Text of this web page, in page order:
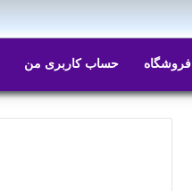
فروشگاه حساب کاربری من